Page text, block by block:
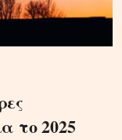
το 2025